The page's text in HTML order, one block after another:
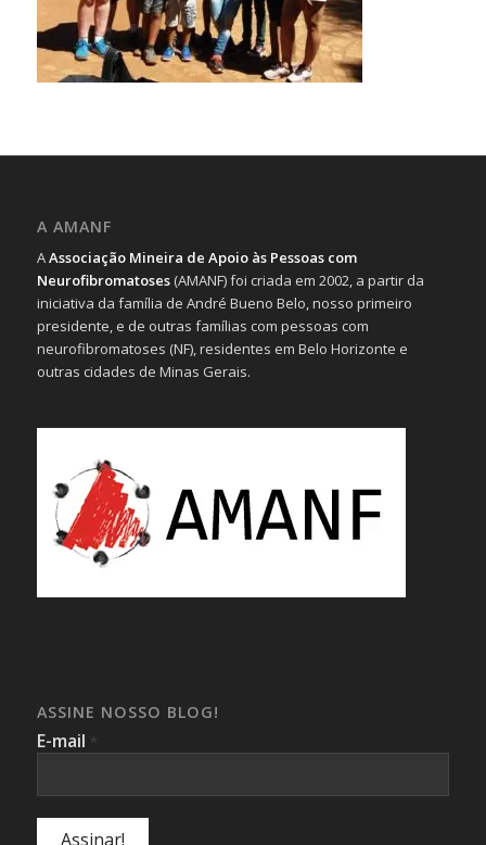
A AMANF
AAssociação Mineira de Apoio às Pessoas com
Neurofibromatoses(AMANF) foi criada em 2002, a partir da
iniciativa da família de André Bueno Belo, nosso primeiro
presidente, e de outras famílias com pessoas com
neurofibromatoses (NF), residentes em Belo Horizonte e
outras cidades de Minas Gerais.
ASSINE NOSSO BLOG!
E-mail *